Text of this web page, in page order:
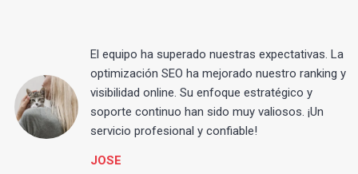
El equipo ha superado nuestras expectativas. La
optimización SEO ha mejorado nuestro ranking y
visibilidad online. Su enfoque estratégico y
soporte continuo han sido muy valiosos. ¡Un
servicio profesional y confiable!
JOSE